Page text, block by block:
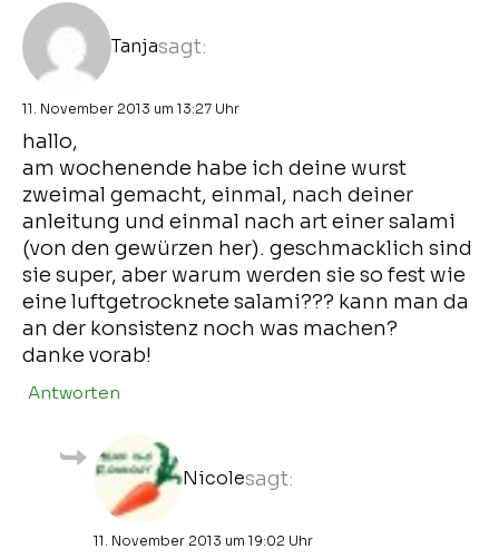
Tanjasagt:
11. November 2013 um 13:27 Uhr
hallo,
am wochenende habe ich deine wurst
zweimal gemacht, einmal, nach deiner
anleitung und einmal nach art einer salami
(von den gewürzen her). geschmacklich sind
sie super, aber warum werden sie so fest wie
eine luftgetrocknete salami??? kann man da
an der konsistenz noch was machen?
danke vorab!
Antworten
Nicolesagt:
11. November 2013 um 19:02 Uhr